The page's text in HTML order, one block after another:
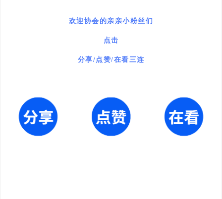
欢迎协会的亲亲小粉丝们
点击
分享/点赞/在看三连